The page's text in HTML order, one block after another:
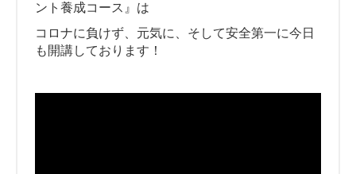
ント養成コース』は
コロナに負けず、元気に、そして安全第一に今日
も開講しております！